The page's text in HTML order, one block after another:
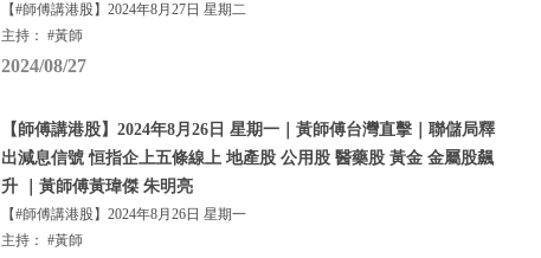
【#師傅講港股】2024年8月27日 星期二
主持： #黃師
2024/08/27
【師傅講港股】2024年8月26日 星期一｜黃師傅台灣直擊｜聯儲局釋
出減息信號 恒指企上五條線上 地產股 公用股 醫藥股 黃金 金屬股飆
升 ｜黃師傅黃瑋傑 朱明亮
【#師傅講港股】2024年8月26日 星期一
主持： #黃師